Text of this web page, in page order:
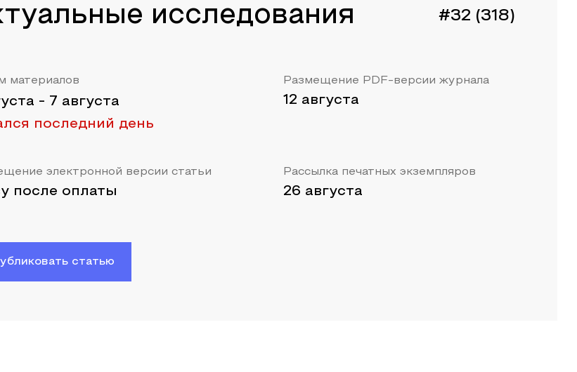
исследования #32 (318)
материалов
- 7 августа
последний день
Размещение PDF-версии журнала
12 августа
электронной версии статьи
после оплаты
Рассылка печатных экземпляров
26 августа
статью